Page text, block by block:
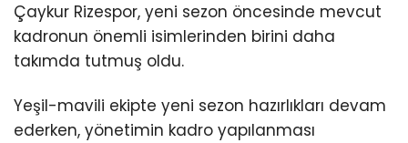
Çaykur Rizespor, yeni sezon öncesinde mevcut
kadronun önemli isimlerinden birini daha
takımda tutmuş oldu.
Yeşil-mavili ekipte yeni sezon hazırlıkları devam
ederken, yönetimin kadro yapılanması